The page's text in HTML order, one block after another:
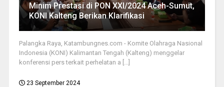
Minim Prestasi di PON XXI/2024 Aceh-Sumut,
KONI Kalteng Berikan Klarifikasi
Palangka Raya, Katambungnes.com - Komite Olahraga Nasional
Indonesia (KONI) Kalimantan Tengah (Kalteng) menggelar
konferensi pers terkait perhelatan a [...]
23 September 2024